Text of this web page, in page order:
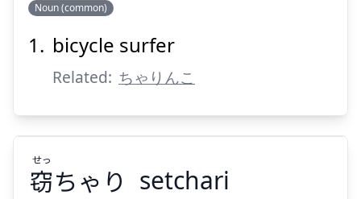
ちゃりんこサーファー
Noun (common)
bicycle surfer
Related: ちゃりんこ
窃ちゃり
せっ
setchari